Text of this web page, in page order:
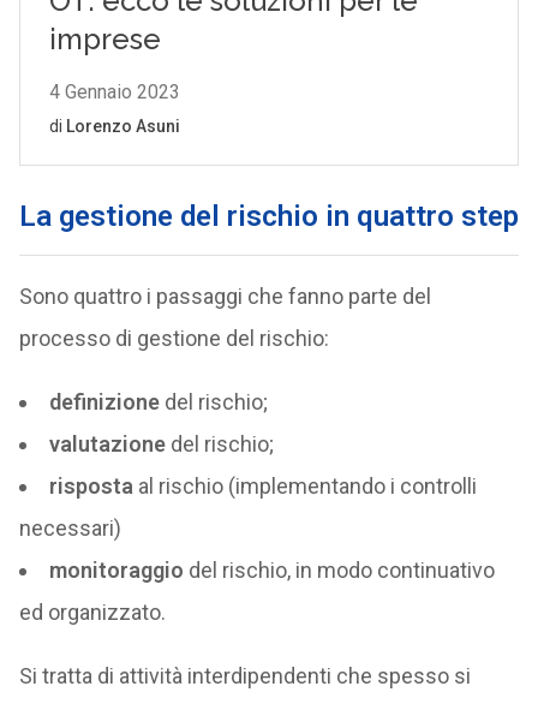
La gestione del rischio in quattro step
Sono quattro i passaggi che fanno parte del
processo di gestione del rischio:
definizionedel rischio;
valutazionedel rischio;
risposta al rischio (implementando i controlli
necessari)
monitoraggio del rischio, in modo continuativo
ed organizzato.
Si tratta di attività interdipendenti che spesso si